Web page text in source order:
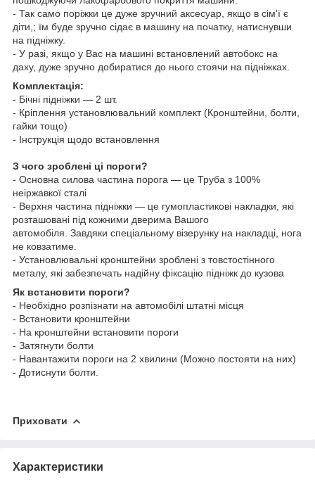
- Так само поріжки це дуже зручний аксесуар, якщо в сім'ї є
діти,; їм буде зручно сідає в машину на початку, натиснувши
на підніжку.
- У разі, якщо у Вас на машині встановлений автобокс на
даху, дуже зручно добиратися до нього стоячи на підніжках.
Комплектація:
- Бічні підніжки — 2 шт.
- Кріплення установлювальний комплект (Кронштейни, болти,
гайки тощо)
- Інструкція щодо встановлення
З чого зроблені ці пороги?
- Основна силова частина порога — це Труба з 100%
неіржавкої сталі
- Верхня частина підніжки — це гумопластикові накладки, які
розташовані під кожними дверима Вашого
автомобіля. Завдяки спеціальному візерунку на накладці, нога
не ковзатиме.
- Установлювальні кронштейни зроблені з товстостінного
металу, які забезпечать надійну фіксацію підніжк до кузова
Як встановити пороги?
- Необхідно розпізнати на автомобілі штатні місця
- Встановити кронштейни
- На кронштейни встановити пороги
- Затягнути болти
- Навантажити пороги на 2 хвилини (Можно постояти на них)
- Дотиснути болти.
Приховати
Характеристики